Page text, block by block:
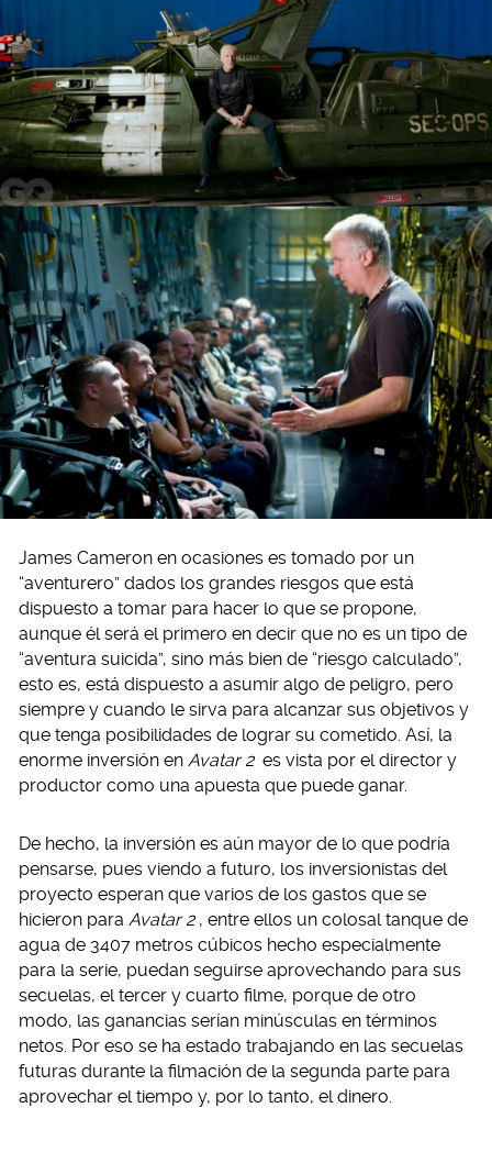
James Cameron en ocasiones es tomado por un
“aventurero” dados los grandes riesgos que está
dispuesto a tomar para hacer lo que se propone,
aunque él será el primero en decir que no es un tipo de
“aventura suicida”, sino más bien de “riesgo calculado”,
esto es, está dispuesto a asumir algo de peligro, pero
siempre y cuando le sirva para alcanzar sus objetivos y
que tenga posibilidades de lograr su cometido. Así, la
enorme inversión en Avatar 2 es vista por el director y
productor como una apuesta que puede ganar.
De hecho, la inversión es aún mayor de lo que podría
pensarse, pues viendo a futuro, los inversionistas del
proyecto esperan que varios de los gastos que se
hicieron para Avatar 2 , entre ellos un colosal tanque de
agua de 3407 metros cúbicos hecho especialmente
para la serie, puedan seguirse aprovechando para sus
secuelas, el tercer y cuarto filme, porque de otro
modo, las ganancias serían minúsculas en términos
netos. Por eso se ha estado trabajando en las secuelas
futuras durante la filmación de la segunda parte para
aprovechar el tiempo y, por lo tanto, el dinero.